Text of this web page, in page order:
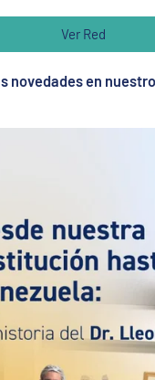
Ver Red
novedades en